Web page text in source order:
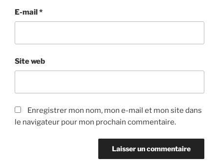
E-mail*
Site web
Enregistrer mon nom, mon e-mail et mon site dans
le navigateur pour mon prochain commentaire.